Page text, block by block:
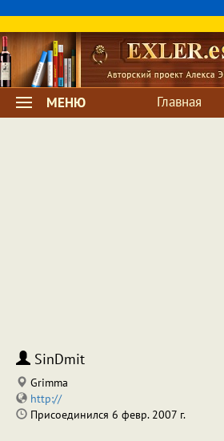
МЕНЮ Главная
SinDmit
Grimma
http://
Присоединился 6 февр. 2007 г.